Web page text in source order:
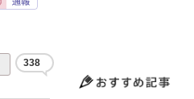
338